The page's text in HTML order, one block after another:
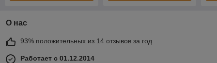
О нас
93% положительных из 14 отзывов за год
Работает с 01.12.2014